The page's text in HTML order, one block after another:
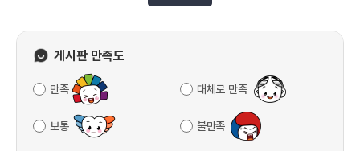
게시판 만족도
만족 대체로 만족
보통 불만족